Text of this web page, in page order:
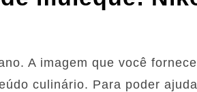
A imagem que você
culinário. Para poder